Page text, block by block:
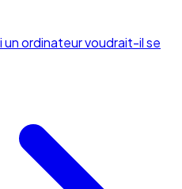
un ordinateur voudrait-il se